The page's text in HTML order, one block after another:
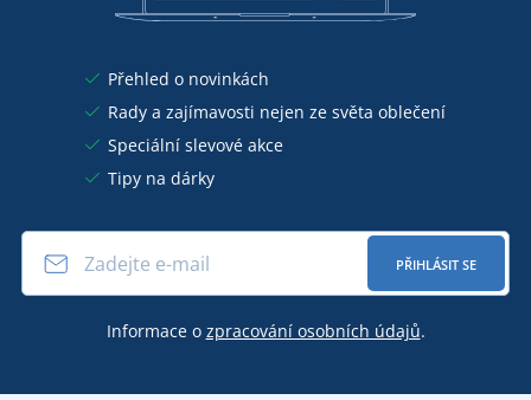
Přehled o novinkách
Rady a zajímavosti nejen ze světa oblečení
Speciální slevové akce
Tipy na dárky
PŘIHLÁSIT SE
Informace o zpracování osobních údajů.